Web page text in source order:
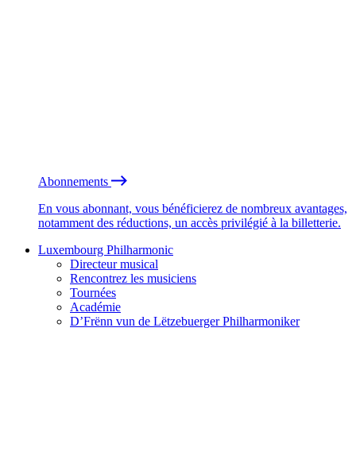
Abonnements
En vous abonnant, vous bénéficierez de nombreux avantages,
notamment des réductions, un accès privilégié à la billetterie.
Luxembourg Philharmonic
Directeur musical
Rencontrez les musiciens
Tournées
Académie
D’Frënn vun de Lëtzebuerger Philharmoniker